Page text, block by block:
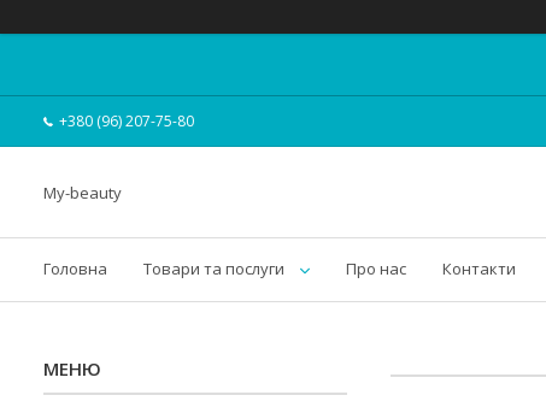
+380 (96) 207-75-80
My-beauty
Головна Товари та послуги Про нас Контакти